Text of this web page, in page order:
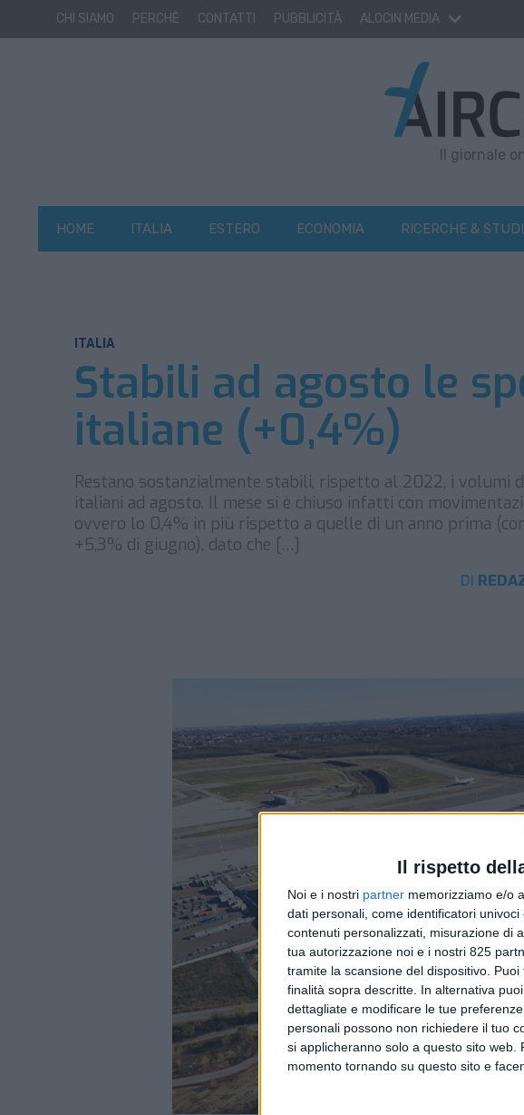
Il rispetto
Noi e i nostri partner memorizziamo e/o
dati personali, come identificatori
contenuti personalizzati, misurazione di
tua autorizzazione noi e i nostri 825
tramite la scansione del dispositivo.
finalità sopra descritte. In alternativa
dettagliate e modificare le tue
personali possono non richiedere il tuo
si applicheranno solo a questo sito
momento tornando su questo sito e
CHI SIAMO PERCHÈ CONTATTI PUBBLICITÀ ALOCIN MEDIA
Il giornale
HOME ITALIA ESTERO ECONOMIA RICERCHE & STUDI
ITALIA
Stabili ad agosto le
italiane (+0,4%)
Restano sostanzialmente stabili, rispetto al 2022, i volumi
italiani ad agosto. Il mese si è chiuso infatti con
ovvero lo 0,4% in più rispetto a quelle di un anno prima
+5,3% di giugno), dato che […]
DI